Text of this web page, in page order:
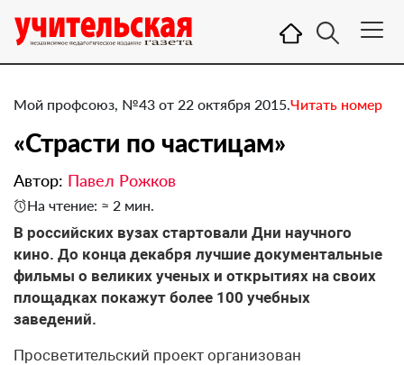
Мой профсоюз, №43 от 22 октября 2015.Читать номер
​«Страсти по частицам»
Автор: Павел Рожков
На чтение: ≈ 2 мин.
В российских вузах стартовали Дни научного
кино. До конца декабря лучшие документальные
фильмы о великих ученых и открытиях на своих
площадках покажут более 100 учебных
заведений.
Просветительский проект организован